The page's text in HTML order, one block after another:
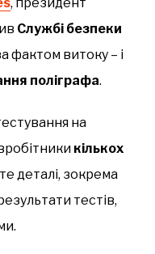
Службі безпеки
фактом витоку – і
поліграфа.
на
кількох
деталі, зокрема
тестів,